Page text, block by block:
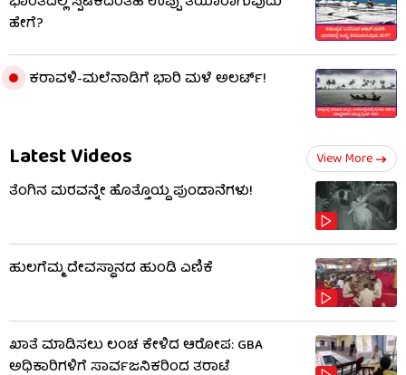
ಹೇಗೆ?
ಕರಾವಳಿ-ಮಲೆನಾಡಿಗೆ ಭಾರಿ ಮಳೆ ಅಲರ್ಟ್!
Latest Videos View More
ತೆಂಗಿನ ಮರವನ್ನೇ ಹೊತ್ತೊಯ್ದ ಪುಂಡಾನೆಗಳು!
ಹುಲಗೆಮ್ಮ ದೇವಸ್ಥಾನದ ಹುಂಡಿ ಎಣಿಕೆ
ಖಾತೆ ಮಾಡಿಸಲು ಲಂಚ ಕೇಳಿದ ಆರೋಪ: GBA
ಅಧಿಕಾರಿಗಳಿಗೆ ಸಾರ್ವಜನಿಕರಿಂದ ತರಾಟೆ